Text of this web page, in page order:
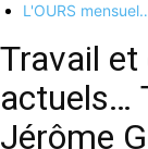
L'OURS
Travail et
actuels…
Jérôme